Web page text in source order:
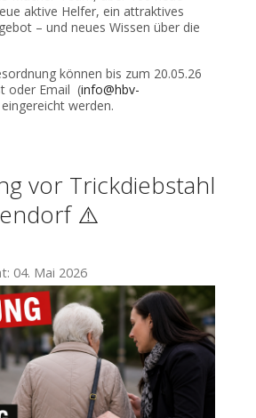
aktive Helfer, ein attraktives
– und neues Wissen über die
können bis zum 20.05.26
oder Email (info@hbv-
werden.
vor Trickdiebstahl
⚠️
04. Mai 2026